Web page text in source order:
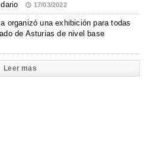
17/03/2022
organizó una exhibición para todas
de Asturias de nivel base
Leer mas